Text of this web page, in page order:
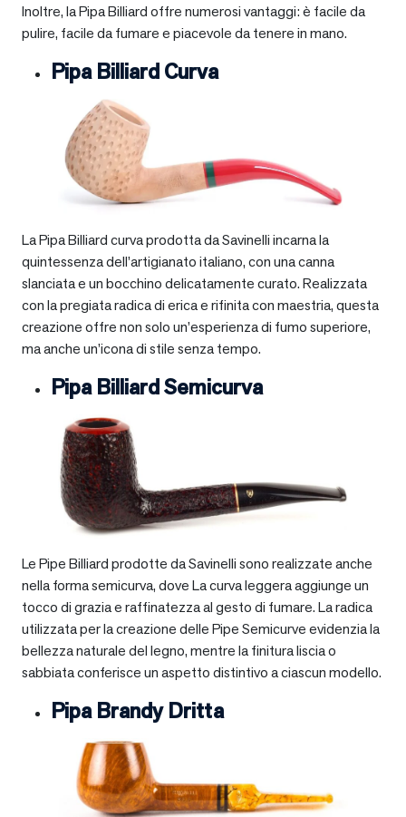
Inoltre, la Pipa Billiard offre numerosi vantaggi: è facile da
pulire, facile da fumare e piacevole da tenere in mano.
Pipa Billiard Curva
La Pipa Billiard curva prodotta da Savinelli incarna la
quintessenza dell’artigianato italiano, con una canna
slanciata e un bocchino delicatamente curato. Realizzata
con la pregiata radica di erica e rifinita con maestria, questa
creazione offre non solo un’esperienza di fumo superiore,
ma anche un’icona di stile senza tempo.
Pipa Billiard Semicurva
Le Pipe Billiard prodotte da Savinelli sono realizzate anche
nella forma semicurva, dove La curva leggera aggiunge un
tocco di grazia e raffinatezza al gesto di fumare. La radica
utilizzata per la creazione delle Pipe Semicurve evidenzia la
bellezza naturale del legno, mentre la finitura liscia o
sabbiata conferisce un aspetto distintivo a ciascun modello.
Pipa Brandy Dritta